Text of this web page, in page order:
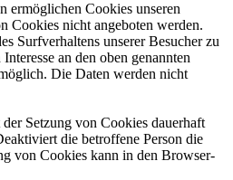
ermöglichen Cookies unseren
Cookies nicht angeboten werden.
Surfverhaltens unserer Besucher zu
an den oben genannten
Die Daten werden nicht
Setzung von Cookies dauerhaft
die betroffene Person die
von Cookies kann in den Browser-